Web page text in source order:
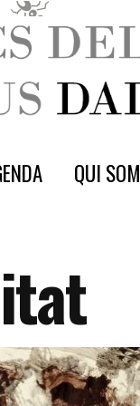
QUI SOM